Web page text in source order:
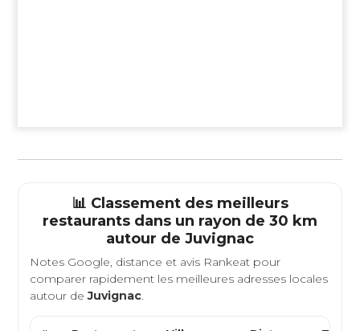
📊 Classement des meilleurs
restaurants dans un rayon de 30 km
autour de Juvignac
Notes Google, distance et avis Rankeat pour
comparer rapidement les meilleures adresses locales
autour deJuvignac.